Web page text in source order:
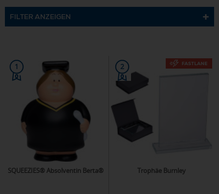
FILTER ANZEIGEN
1
SQUEEZIES® Absolventin Berta®
2
Trophäe Burnley